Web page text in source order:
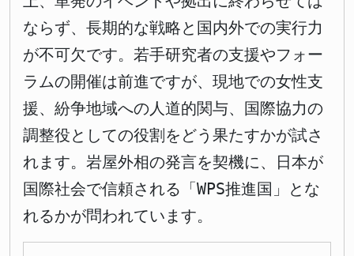
ならず、長期的な戦略と国内外での実行力
が不可欠です。若手研究者の支援やフォー
ラムの開催は前進ですが、現地での女性支
援、紛争地域への人道的関与、国際協力の
調整役としての役割をどう果たすかが試さ
れます。岩屋外相の発言を契機に、日本が
国際社会で信頼される「WPS推進国」とな
れるかが問われています。